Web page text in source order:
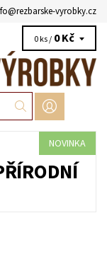
@rezbarske-vyrobky.cz
0 ks / 0 Kč
NOVINKA